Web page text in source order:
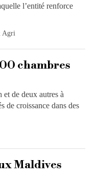
l’entité renforce
Agri
chambres
de deux autres à
de croissance dans des
Maldives